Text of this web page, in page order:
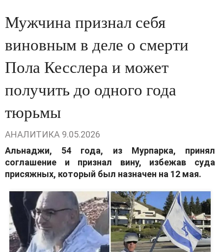
Мужчина признал себя
виновным в деле о смерти
Пола Кесслера и может
получить до одного года
тюрьмы
АНАЛИТИКА 9.05.2026
Альнаджи, 54 года, из Мурпарка, принял
соглашение и признал вину, избежав суда
присяжных, который был назначен на 12 мая.